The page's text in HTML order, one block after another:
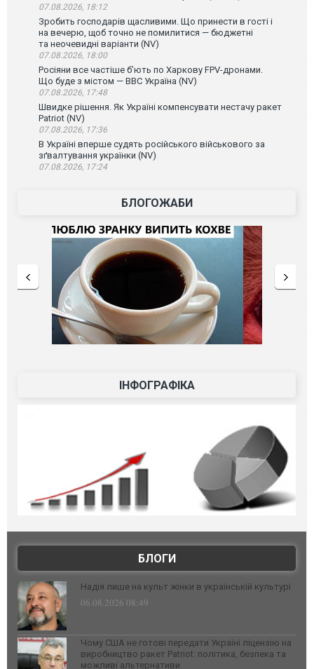
07.08.2026, 18:12
Зробить господарів щасливими. Що принести в гості і
на вечерю, щоб точно не помилитися — бюджетні
та неочевидні варіанти (NV)
07.08.2026, 18:00
Росіяни все частіше бʼють по Харкову FPV-дронами.
Що буде з містом — ВВС Україна (NV)
07.08.2026, 17:48
Швидке рішення. Як Україні компенсувати нестачу ракет
Patriot (NV)
07.08.2026, 17:36
В Україні вперше судять російського військового за
зґвалтування українки (NV)
07.08.2026, 17:24
БЛОГОЖАБИ
ІНФОГРАФІКА
БЛОГИ
Надія лише на культ жінки в українській культурі
06.08.2026 08:49
Чому США не готові передати Україні ліцензію на
виробництво ракет Patriot: політика, безпека та
можливі альтернативи